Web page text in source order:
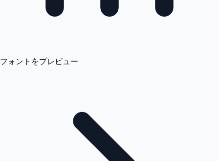
フォントをプレビュー